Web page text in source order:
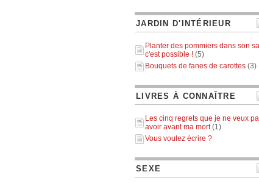
JARDIN D'INTÉRIEUR
Planter des pommiers dans son
c'est possible ! (5)
Bouquets de fanes de carottes (3)
LIVRES À CONNAÎTRE
Les cinq regrets que je ne veux
avoir avant ma mort(1)
Vous voulez écrire ?
SEXE